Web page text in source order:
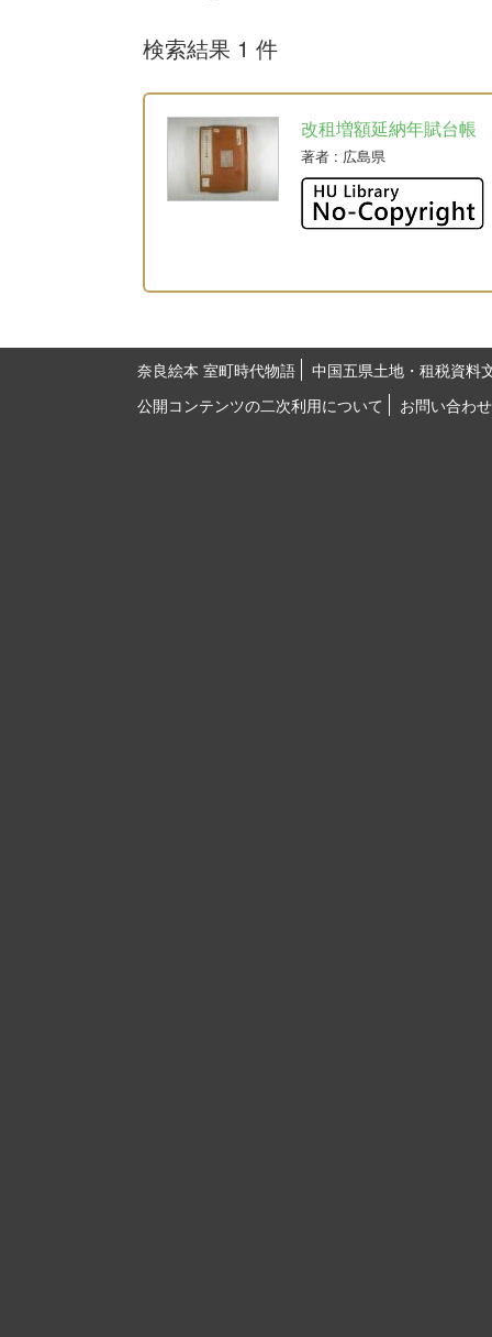
検索結果 1 件
改租増額延納年賦台帳
著者 : 広島県
奈良絵本 室町時代物語
中国五県土地・租税資料
公開コンテンツの二次利用について
お問い合わせ